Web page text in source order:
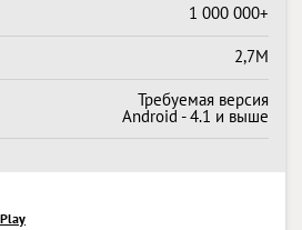
1 000 000+
2,7M
Требуемая версия
Android - 4.1 и выше